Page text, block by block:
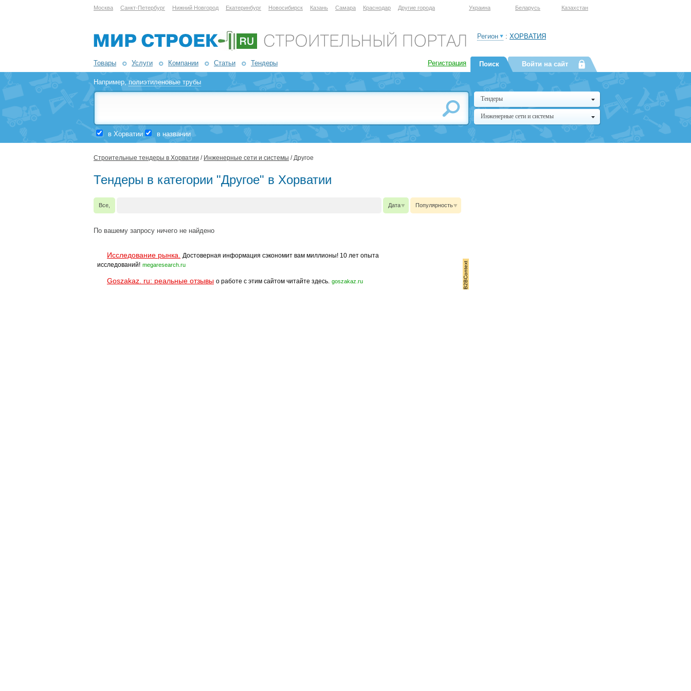
Москва Санкт-Петербург Нижний Новгород Екатеринбург Новосибирск Казань Самара Краснодар Другие города Украина Беларусь Казахстан
Товары Услуги Компании Статьи Тендеры Регистрация
Регион : ХОРВАТИЯ
Например,полиэтиленовые трубы
в Хорватии в названии
Поиск Войти на сайт
Тендеры
Инженерные сети и системы
Строительные тендеры в Хорватии / Инженерные сети и системы / Другое
Тендеры в категории "Другое" в Хорватии
Все, Дата Популярность
По вашему запросу ничего не найдено
Исследование рынка.
Достоверная информация сэкономит вам миллионы! 10 лет опыта
исследований! megaresearch.ru
Goszakaz. ru: реальные отзывы о работе с этим сайтом читайте здесь. goszakaz.ru